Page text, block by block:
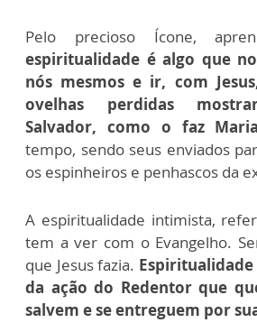
Pelo precioso Ícone,
espiritualidade é algo que
nós mesmos e ir, com
ovelhas perdidas
Salvador, como o faz Maria
tempo, sendo seus enviados
os espinheiros e penhascos da
A espiritualidade intimista,
tem a ver com o Evangelho.
que Jesus fazia.
da ação do Redentor que
salvem e se entreguem por